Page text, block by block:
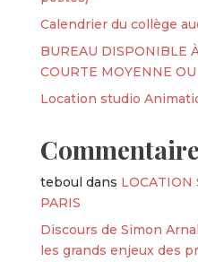
Calendrier du collège
BUREAU DISPONIBLE
COURTE MOYENNE
Location studio
teboul dans LOCATION
PARIS
Discours de Simon
les grands enjeux des